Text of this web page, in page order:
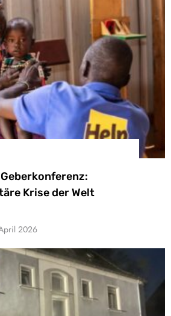
Krise der Welt
2026